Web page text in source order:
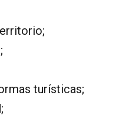
turísticas;